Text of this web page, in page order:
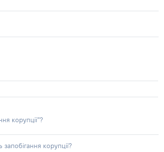
корупції”?
корупції?